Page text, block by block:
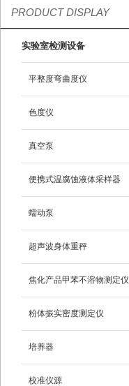
PRODUCT DISPLAY
实验室检测设备
平整度弯曲度仪
色度仪
真空泵
便携式温腐蚀液体采样器
蠕动泵
超声波身体重秤
焦化产品甲苯不溶物测定仪
粉体振实密度测定仪
培养器
校准仪源